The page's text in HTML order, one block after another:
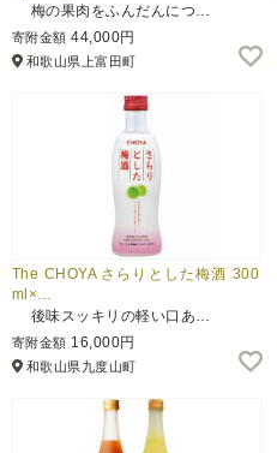
梅の果肉をふんだんにつ…
寄附金額 44,000円
和歌山県上富田町
The CHOYA さらりとした梅酒 300
ml×…
後味スッキリの軽い口あ…
寄附金額 16,000円
和歌山県九度山町